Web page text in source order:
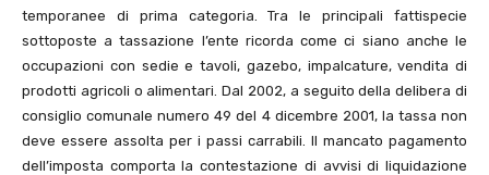
temporanee di prima categoria. Tra le principali fattispecie
sottoposte a tassazione l’ente ricorda come ci siano anche le
occupazioni con sedie e tavoli, gazebo, impalcature, vendita di
prodotti agricoli o alimentari. Dal 2002, a seguito della delibera di
consiglio comunale numero 49 del 4 dicembre 2001, la tassa non
deve essere assolta per i passi carrabili. Il mancato pagamento
dell’imposta comporta la contestazione di avvisi di liquidazione